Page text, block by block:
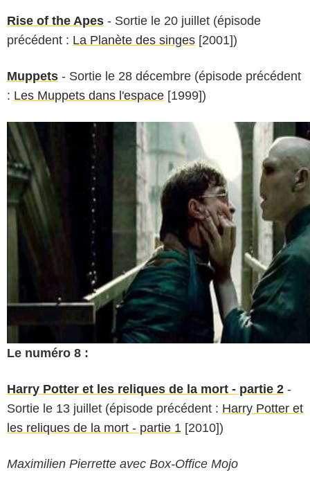
Rise of the Apes - Sortie le 20 juillet (épisode
précédent : La Planète des singes [2001])
Muppets - Sortie le 28 décembre (épisode précédent
: Les Muppets dans l'espace [1999])
Le numéro 8 :
Harry Potter et les reliques de la mort - partie 2 -
Sortie le 13 juillet (épisode précédent : Harry Potter et
les reliques de la mort - partie 1 [2010])
Maximilien Pierrette avec Box-Office Mojo